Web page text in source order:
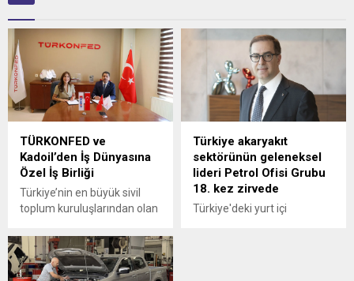
TÜRKONFED ve
Kadoil’den İş Dünyasına
Özel İş Birliği
Türkiye’nin en büyük sivil
toplum kuruluşlarından olan
Konfederasyonu
(TÜRKONFED) ile akaryakıt
sektörünün hızlı büyüyen
Türkiye akaryakıt
sektörünün geleneksel
lideri Petrol Ofisi Grubu
18. kez zirvede
Türkiye'deki yurt içi